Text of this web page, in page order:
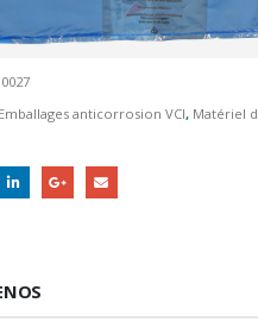
Emballages anticorrosion VCI, Matériel